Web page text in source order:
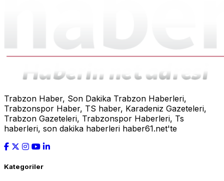
Trabzon Haber, Son Dakika Trabzon Haberleri,
Trabzonspor Haber, TS haber, Karadeniz Gazeteleri,
Trabzon Gazeteleri, Trabzonspor Haberleri, Ts
haberleri, son dakika haberleri haber61.net'te
Kategoriler